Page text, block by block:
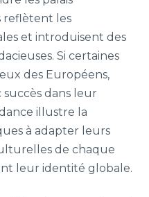
reflètent les
et introduisent des
Si certaines
des Européens,
dans leur
illustre la
à adapter leurs
de chaque
leur identité globale.